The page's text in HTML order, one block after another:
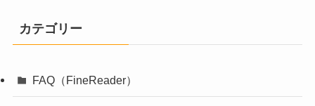
カテゴリー
FAQ（FineReader）